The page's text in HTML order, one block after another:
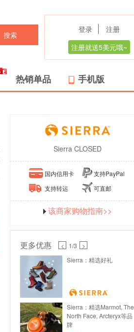
搜索
登录
注册
注册就送5美元哦~
热销单品 手机版
Sierra CLOSED
国内信用卡
支持PayPal
支持转运
可直邮
该商家购物指南>>
更多优惠 < 1/3
>
Sierra：精选好礼
Sierra：精选Marmot, The
North Face, Arcteryx等品
牌